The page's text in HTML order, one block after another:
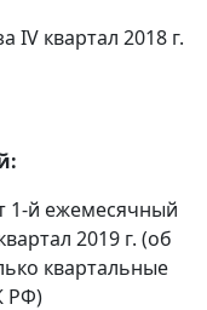
IV квартал 2018 г.
1-й ежемесячный
2019 г. (об
квартальные
РФ)